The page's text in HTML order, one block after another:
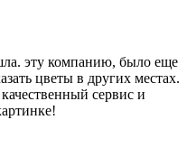
эту компанию, было еще
цветы в других местах.
сервис и